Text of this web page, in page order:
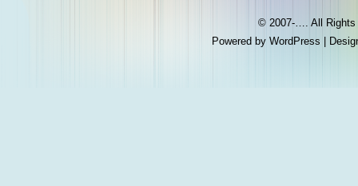
© 2007-…. All
Powered by WordPress |